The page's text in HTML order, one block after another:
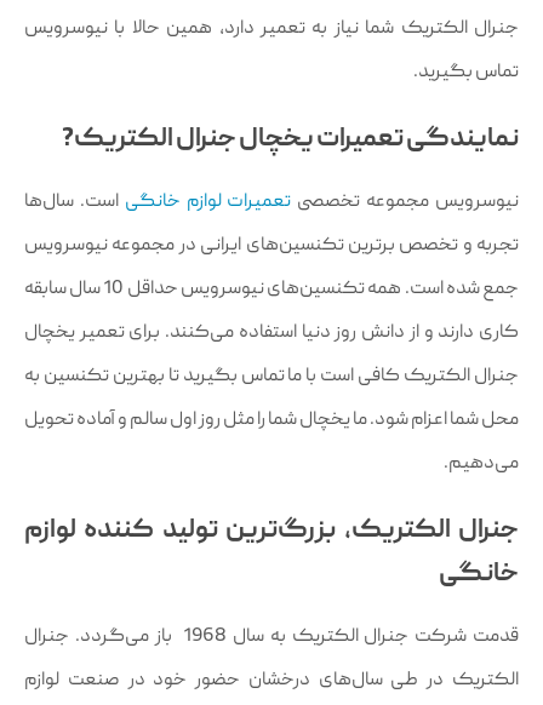
جنرال الکتریک شما نیاز به تعمیر دارد، همین حالا با نیوسرویس
تماس بگیرید.
نمایندگی تعمیرات یخچال جنرال الکتریک?
نیوسرویس مجموعه تخصصی تعمیرات لوازم خانگی است. سال‌ها
تجربه و تخصص برترین تکنسین‌های ایرانی در مجموعه نیوسرویس
جمع شده است. همه تکنسین‌های نیوسرویس حداقل 10 سال سابقه
کاری دارند و از دانش روز دنیا استفاده می‌کنند. برای تعمیر یخچال
جنرال الکتریک کافی است با ما تماس بگیرید تا بهترین تکنسین به
محل شما اعزام شود. ما یخچال شما را مثل روز اول سالم و آماده تحویل
می‌دهیم.
جنرال الکتریک، بزرگ‌ترین تولید کننده لوازم
خانگی
قدمت شرکت جنرال الکتریک به سال 1968 باز می‌گردد. جنرال
الکتریک در طی سال‌های درخشان حضور خود در صنعت لوازم